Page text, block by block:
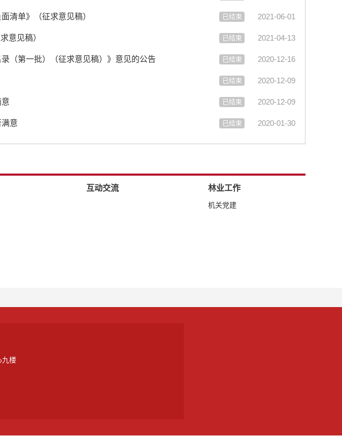
清单》（征求意见稿） 已结束 2021-06-01
意见稿） 已结束 2021-04-13
（第一批）（征求意见稿）》意见的公告 已结束 2020-12-16
已结束 2020-12-09
已结束 2020-12-09
意 已结束 2020-01-30
互动交流 林业工作
机关党建
九楼